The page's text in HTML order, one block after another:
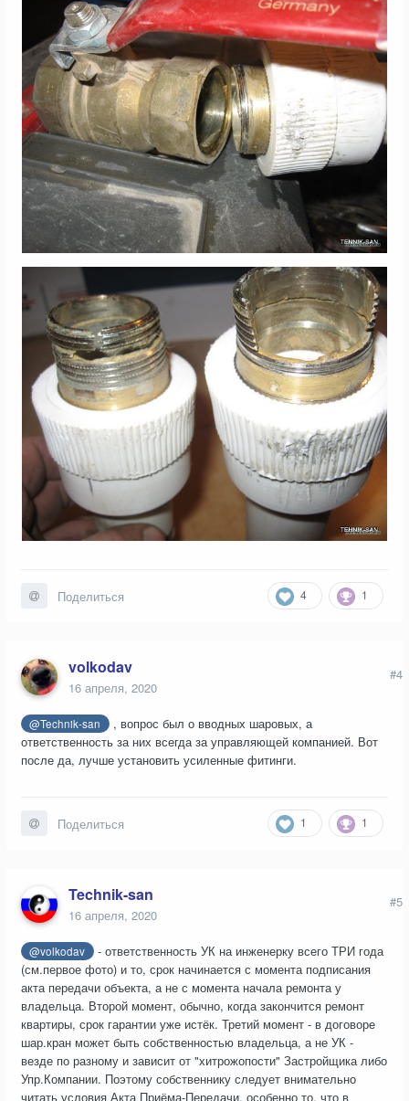
4 1
Поделиться
volkodav
16 апреля, 2020
#4
@Technik-san
, вопрос был о вводных шаровых, а
ответственность за них всегда за управляющей компанией. Вот
после да, лучше установить усиленные фитинги.
1 1
Поделиться
Technik-san
16 апреля, 2020
#5
@volkodav
- ответственность УК на инженерку всего ТРИ года
(см.первое фото) и то, срок начинается с момента подписания
акта передачи объекта, а не с момента начала ремонта у
владельца. Второй момент, обычно, когда закончится ремонт
квартиры, срок гарантии уже истёк. Третий момент - в договоре
шар.кран может быть собственностью владельца, а не УК -
везде по разному и зависит от "хитрожопости" Застройщика либо
Упр.Компании. Поэтому собственнику следует внимательно
читать условия Акта Приёма-Передачи, особенно то, что в